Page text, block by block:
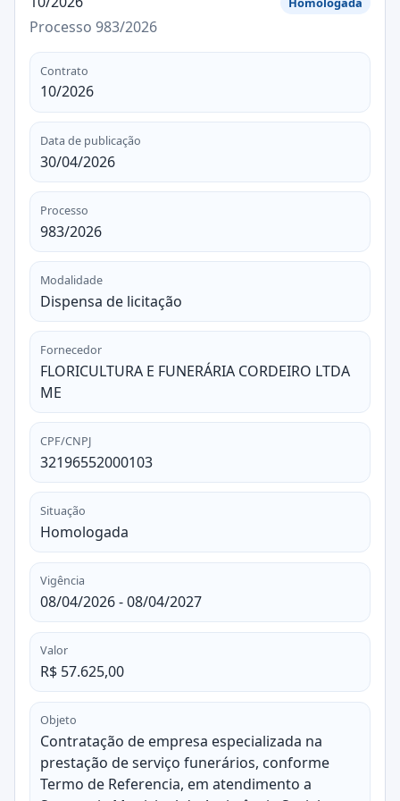
Processo 983/2026
Contrato
10/2026
Data de publicação
30/04/2026
Processo
983/2026
Modalidade
Dispensa de licitação
Fornecedor
FLORICULTURA E FUNERÁRIA CORDEIRO LTDA
ME
CPF/CNPJ
32196552000103
Situação
Homologada
Vigência
08/04/2026 - 08/04/2027
Valor
R$ 57.625,00
Objeto
Contratação de empresa especializada na
prestação de serviço funerários, conforme
Termo de Referencia, em atendimento a